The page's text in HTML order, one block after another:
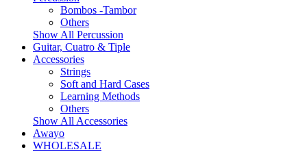
Bombos -Tambor
Others
Show All Percussion
Guitar, Cuatro & Tiple
Accessories
Strings
Soft and Hard Cases
Learning Methods
Others
Show All Accessories
Awayo
WHOLESALE